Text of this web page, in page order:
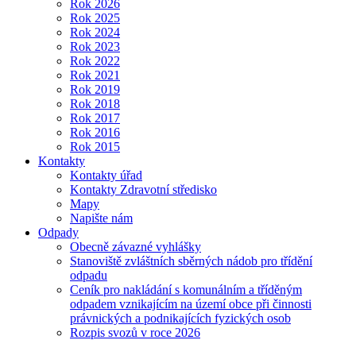
Rok 2026
Rok 2025
Rok 2024
Rok 2023
Rok 2022
Rok 2021
Rok 2019
Rok 2018
Rok 2017
Rok 2016
Rok 2015
Kontakty
Kontakty úřad
Kontakty Zdravotní středisko
Mapy
Napište nám
Odpady
Obecně závazné vyhlášky
Stanoviště zvláštních sběrných nádob pro třídění
odpadu
Ceník pro nakládání s komunálním a tříděným
odpadem vznikajícím na území obce při činnosti
právnických a podnikajících fyzických osob
Rozpis svozů v roce 2026